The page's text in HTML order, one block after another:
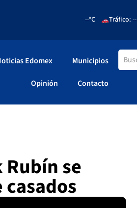
--°C Tráfico: --
Edomex Municipios
Opinión Contacto
se